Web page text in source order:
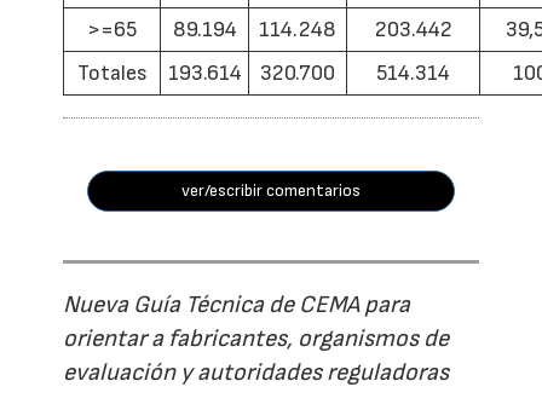
>=65 89.194 114.248 203.442
Totales
193.614 320.700 514.314
ver/escribir comentarios
Nueva Guía Técnica de CEMA para
orientar a fabricantes, organismos de
evaluación y autoridades reguladoras